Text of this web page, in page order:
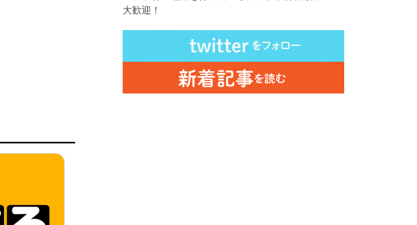
大歓迎！